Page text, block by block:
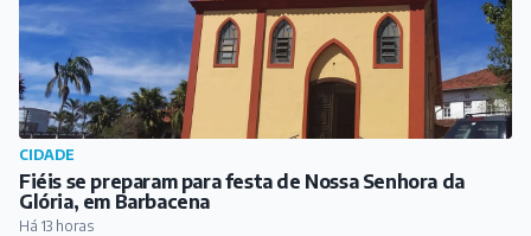
CIDADE
Fiéis se preparam para festa de Nossa Senhora da
Glória, em Barbacena
Há 13 horas